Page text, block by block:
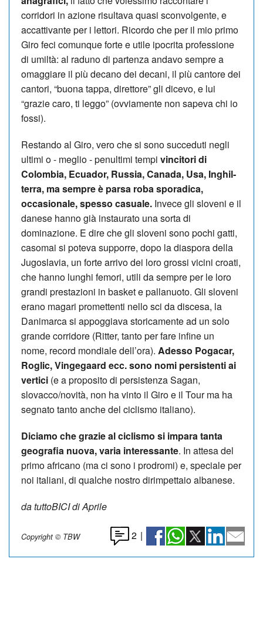
corridori in azione risultava quasi sconvolgente, e
accattivante per i lettori. Ricordo che per il mio primo
Giro feci comunque forte e utile ipocrita professione
di umiltà: al raduno di partenza andavo sempre a
omaggiare il più de­cano dei decani, il più cantore dei
cantori, “buona tappa, direttore” gli dicevo, e lui
“grazie caro, ti leggo” (ovviamente non sapeva chi io
fossi).
Restando al Giro, vero che si sono succeduti negli
ultimi o - meglio - penultimi tempi vincitori di
Colombia, Ecuador, Russia, Canada, Usa, Inghil­
ter­ra, ma sempre è parsa roba sporadica,
occasionale, spesso casuale. Invece gli sloveni e il
danese hanno già instaurato una sorta di
dominazione. E dire che gli sloveni sono pochi gatti,
casomai si poteva supporre, dopo la diaspora della
Jugoslavia, un forte arrivo dei loro grossi vicini croati,
che hanno lunghi femori, utili da sempre per le loro
grandi prestazioni in basket e pallanuoto. Gli sloveni
erano magari promettenti nello sci da discesa, la
Danimarca si appoggiava storicamente ad un solo
grande corridore (Ritter, tanto per fare infine un
nome, record mondiale dell’ora). Adesso Pogacar,
Roglic, Vingegaard ecc. sono nomi persistenti ai
vertici (e a proposito di persistenza Sagan,
slovacco/novità, non ha vinto il Giro e il Tour ma ha
segnato tanto anche del ciclismo italiano).
Diciamo che grazie al ciclismo si impara tan­ta
geografia nuova, va­ria interessante. In at­tesa del
primo africano (ma ci sono i prodromi) e, speciale per
noi italiani, di qualche no­stro dirimpettaio albanese.
da tuttoBICI di Aprile
Copyright © TBW 2 |